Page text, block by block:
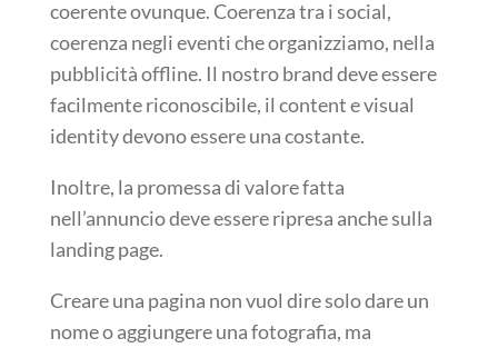
coerente ovunque. Coerenza tra i social,
coerenza negli eventi che organizziamo, nella
pubblicità offline. Il nostro brand deve essere
facilmente riconoscibile, il content e visual
identity devono essere una costante.
Inoltre, la promessa di valore fatta
nell’annuncio deve essere ripresa anche sulla
landing page.
Creare una pagina non vuol dire solo dare un
nome o aggiungere una fotografia, ma